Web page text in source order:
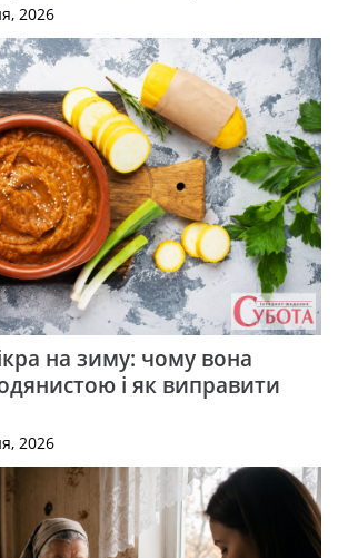
2026
на зиму: чому вона
і як виправити
2026